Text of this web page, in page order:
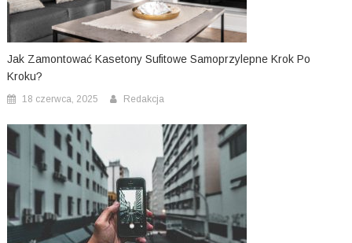
Jak Zamontować Kasetony Sufitowe Samoprzylepne Krok Po
Kroku?
18 czerwca, 2025 Redakcja